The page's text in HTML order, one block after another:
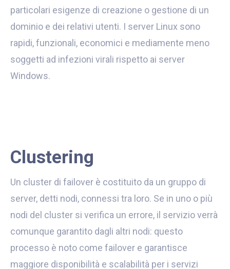
particolari esigenze di creazione o gestione di un
dominio e dei relativi utenti. I server Linux sono
rapidi, funzionali, economici e mediamente meno
soggetti ad infezioni virali rispetto ai server
Windows.
Clustering
Un cluster di failover è costituito da un gruppo di
server, detti nodi, connessi tra loro. Se in uno o più
nodi del cluster si verifica un errore, il servizio verrà
comunque garantito dagli altri nodi: questo
processo è noto come failover e garantisce
maggiore disponibilità e scalabilità per i servizi